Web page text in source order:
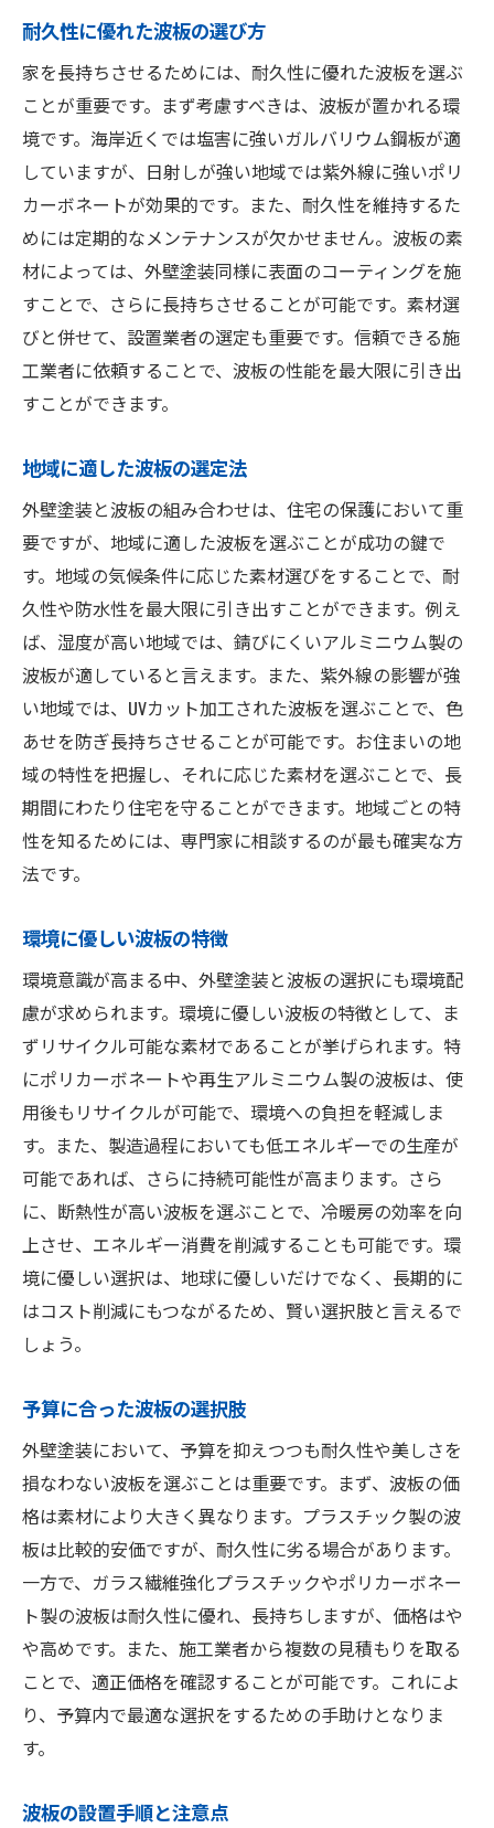
外壁塗装と波板の温度管理効果
防音効果を高める波板の工夫
波板と塗装のコストパフォーマンス向上術
外壁塗装と波板が生み出す美しさと耐久性の共
演
外観を引き立てる波板のデザイン
塗装色と波板のカラーコーディネート
波板のテクスチャが与える視覚効果
耐久性を兼ね備えた美しい波板選び
外壁塗装が波板を引き立てる理由
建物の印象を左右する波板の配置
外壁塗装のプロが推奨する波板の選定ポイント
環境耐性に優れた波板とは
プロの目から見た波板の耐久性評価
波板の傷や汚れ防止策
塗装との相性を見極める波板選び
設置場所別に選ぶ波板の種類
家を長持ちさせる外壁塗装と波板の完璧な組み
合わせ術
寿命を延ばす塗装と波板の関係
外壁塗装との相性が良い波板とは
波板で塗装の効果を最大化する方法
塗装と波板で作る防水効果の高い家
外壁塗装で実現する波板の防水性と耐久性の向
上
防水性を高める波板の設置法
塗装が波板の耐久性に与える影響
適切な塗料選びで防水効果を強化
波板と塗装の組み合わせで雨漏りを防ぐ
波板の劣化を塗装で防止する技術
塗装と波板の連携で実現する長期保護
プロの視点から見る外壁塗装と波板のベストな
施工方法
施工前に知っておきたい準備作業
波板と塗装の施工タイミングの重要性
専門家が勧める施工道具と技術
施工後のメンテナンスプラン
施工ミスを防ぐための注意点
耐久性に優れた波板の選び方
家を長持ちさせるためには、耐久性に優れた波板を選ぶ
ことが重要です。まず考慮すべきは、波板が置かれる環
境です。海岸近くでは塩害に強いガルバリウム鋼板が適
していますが、日射しが強い地域では紫外線に強いポリ
カーボネートが効果的です。また、耐久性を維持するた
めには定期的なメンテナンスが欠かせません。波板の素
材によっては、外壁塗装同様に表面のコーティングを施
すことで、さらに長持ちさせることが可能です。素材選
びと併せて、設置業者の選定も重要です。信頼できる施
工業者に依頼することで、波板の性能を最大限に引き出
すことができます。
地域に適した波板の選定法
外壁塗装と波板の組み合わせは、住宅の保護において重
要ですが、地域に適した波板を選ぶことが成功の鍵で
す。地域の気候条件に応じた素材選びをすることで、耐
久性や防水性を最大限に引き出すことができます。例え
ば、湿度が高い地域では、錆びにくいアルミニウム製の
波板が適していると言えます。また、紫外線の影響が強
い地域では、UVカット加工された波板を選ぶことで、色
あせを防ぎ長持ちさせることが可能です。お住まいの地
域の特性を把握し、それに応じた素材を選ぶことで、長
期間にわたり住宅を守ることができます。地域ごとの特
性を知るためには、専門家に相談するのが最も確実な方
法です。
環境に優しい波板の特徴
環境意識が高まる中、外壁塗装と波板の選択にも環境配
慮が求められます。環境に優しい波板の特徴として、ま
ずリサイクル可能な素材であることが挙げられます。特
にポリカーボネートや再生アルミニウム製の波板は、使
用後もリサイクルが可能で、環境への負担を軽減しま
す。また、製造過程においても低エネルギーでの生産が
可能であれば、さらに持続可能性が高まります。さら
に、断熱性が高い波板を選ぶことで、冷暖房の効率を向
上させ、エネルギー消費を削減することも可能です。環
境に優しい選択は、地球に優しいだけでなく、長期的に
はコスト削減にもつながるため、賢い選択肢と言えるで
しょう。
予算に合った波板の選択肢
外壁塗装において、予算を抑えつつも耐久性や美しさを
損なわない波板を選ぶことは重要です。まず、波板の価
格は素材により大きく異なります。プラスチック製の波
板は比較的安価ですが、耐久性に劣る場合があります。
一方で、ガラス繊維強化プラスチックやポリカーボネー
ト製の波板は耐久性に優れ、長持ちしますが、価格はや
や高めです。また、施工業者から複数の見積もりを取る
ことで、適正価格を確認することが可能です。これによ
り、予算内で最適な選択をするための手助けとなりま
す。
波板の設置手順と注意点